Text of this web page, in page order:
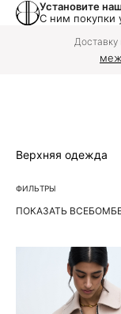
Установите
С ним покупки
Верхняя одежда
ФИЛЬТРЫ
ПОКАЗАТЬ ВСЕ